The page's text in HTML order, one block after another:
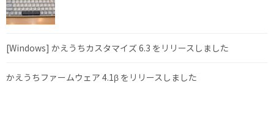
[Windows] かえうちカスタマイズ 6.3 をリリースしました
かえうちファームウェア 4.1β をリリースしました